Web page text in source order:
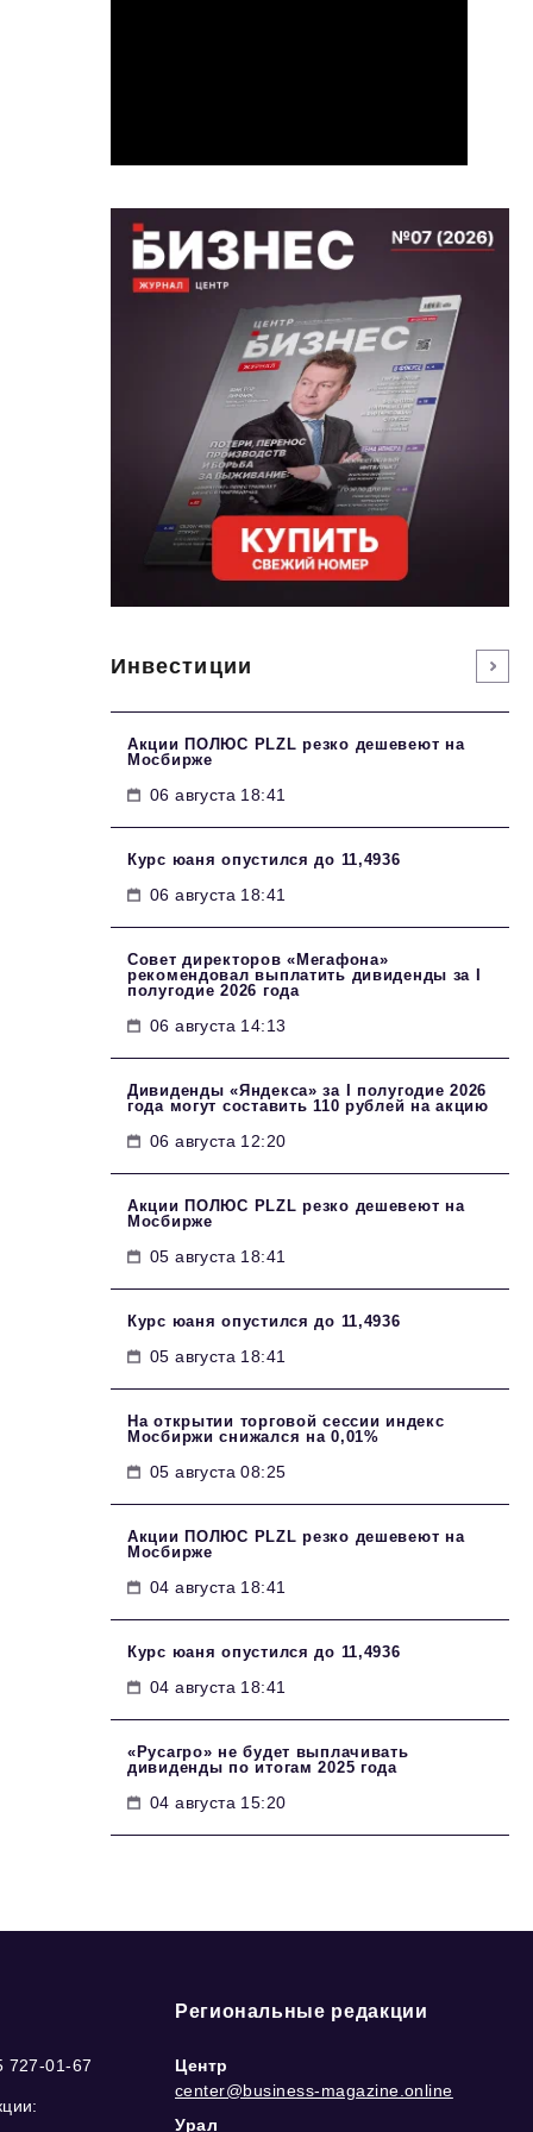
Инвестиции
Акции ПОЛЮС PLZL резко дешевеют на
Мосбирже
06 августа 18:41
Курс юаня опустился до 11,4936
06 августа 18:41
Совет директоров «Мегафона»
рекомендовал выплатить дивиденды за I
полугодие 2026 года
06 августа 14:13
Дивиденды «Яндекса» за I полугодие 2026
года могут составить 110 рублей на акцию
06 августа 12:20
Акции ПОЛЮС PLZL резко дешевеют на
Мосбирже
05 августа 18:41
Курс юаня опустился до 11,4936
05 августа 18:41
На открытии торговой сессии индекс
Мосбиржи снижался на 0,01%
05 августа 08:25
Акции ПОЛЮС PLZL резко дешевеют на
Мосбирже
04 августа 18:41
Курс юаня опустился до 11,4936
04 августа 18:41
«Русагро» не будет выплачивать
дивиденды по итогам 2025 года
04 августа 15:20
727-01-67
Региональные редакции
Центр
center@business-magazine.online
Урал